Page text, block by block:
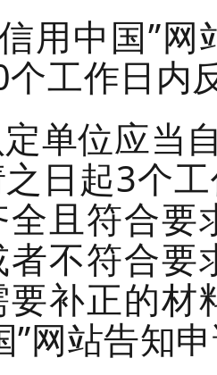
用中国”
个工作日内
单位应当
日起3个
且符合要
不符合要
补正的材
”网站告知